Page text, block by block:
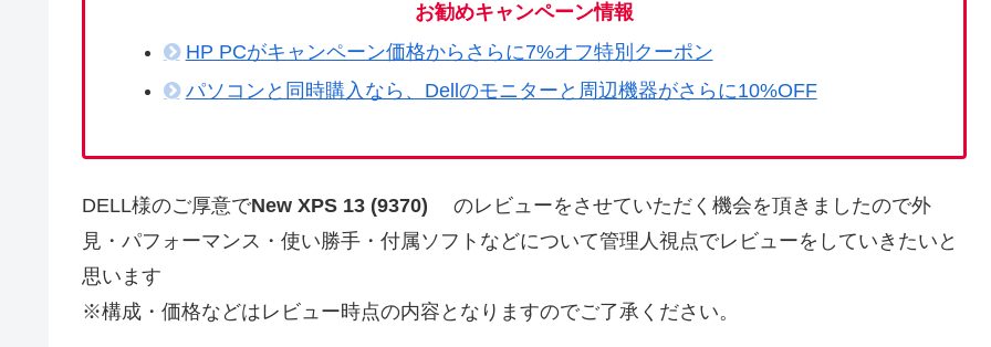
お勧めキャンペーン情報
HP PCがキャンペーン価格からさらに7%オフ特別クーポン
パソコンと同時購入なら、Dellのモニターと周辺機器がさらに10%OFF
DELL様のご厚意でNew XPS 13 (9370) のレビューをさせていただく機会を頂きましたので外
見・パフォーマンス・使い勝手・付属ソフトなどについて管理人視点でレビューをしていきたいと
思います
※構成・価格などはレビュー時点の内容となりますのでご了承ください。